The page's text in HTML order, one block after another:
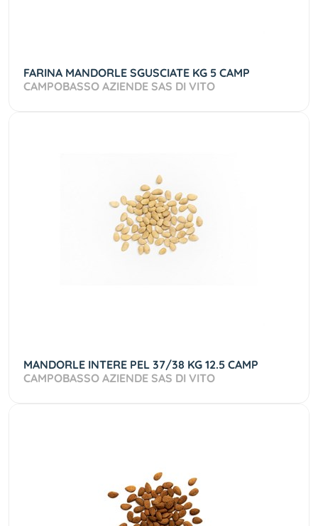
FARINA MANDORLE SGUSCIATE KG 5 CAMP
CAMPOBASSO AZIENDE SAS DI VITO
MANDORLE INTERE PEL 37/38 KG 12.5 CAMP
CAMPOBASSO AZIENDE SAS DI VITO